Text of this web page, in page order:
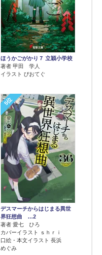
ほうかごがかり７ 立穎小学校
著者 甲田 学人
イラスト ぴおてぐ
5位
デスマーチからはじまる異世
界狂想曲 …2
著者 愛七 ひろ
カバーイラスト ｓｈｒｉ
口絵・本文イラスト 長浜
めぐみ